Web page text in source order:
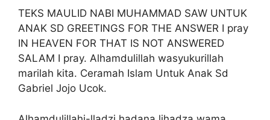
TEKS MAULID NABI MUHAMMAD SAW UNTUK
ANAK SD GREETINGS FOR THE ANSWER I pray
IN HEAVEN FOR THAT IS NOT ANSWERED
SALAM I pray. Alhamdulillah wasyukurillah
marilah kita. Ceramah Islam Untuk Anak Sd
Gabriel Jojo Ucok.